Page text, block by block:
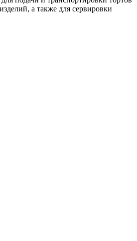
подачи и транспортировки тортов
а также для сервировки